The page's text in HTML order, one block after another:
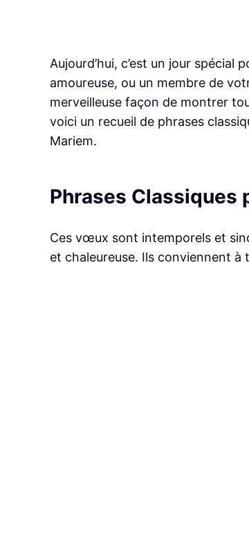
Aujourd’hui, c’est un jour spécial
amoureuse, ou un membre de
merveilleuse façon de montrer
voici un recueil de phrases
Mariem.
Phrases Classiques
Ces vœux sont intemporels et
et chaleureuse. Ils conviennent à